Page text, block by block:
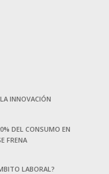
INNOVACIÓN
DEL CONSUMO EN
FRENA
LABORAL?